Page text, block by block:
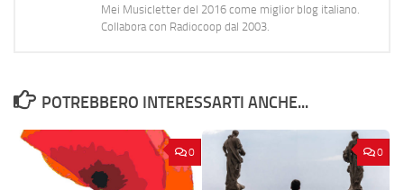
Mei Musicletter del 2016 come miglior blog italiano.
Collabora con Radiocoop dal 2003.
POTREBBERO INTERESSARTI ANCHE...
0 0